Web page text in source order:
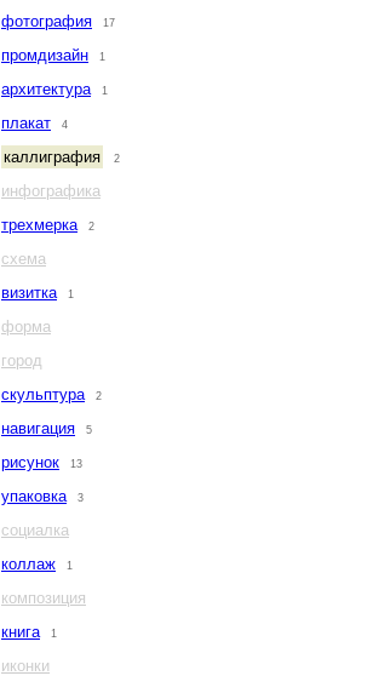
фотография 17
промдизайн 1
архитектура 1
плакат 4
каллиграфия 2
инфографика
трехмерка
2
схема
визитка
1
форма
город
скульптура
2
навигация 5
рисунок 13
упаковка 3
социалка
коллаж
1
композиция
книга
1
иконки